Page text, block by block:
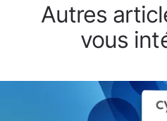
Autres
vous